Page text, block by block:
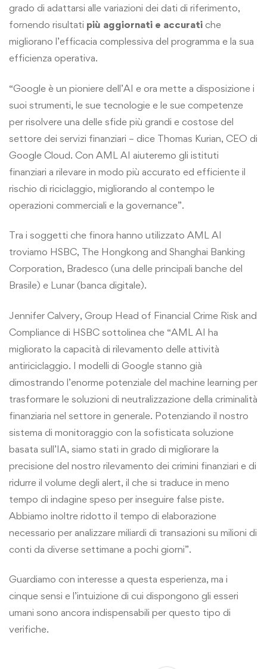
grado di adattarsi alle variazioni dei dati di riferimento,
fornendo risultati più aggiornati e accurati che
migliorano l’efficacia complessiva del programma e la sua
efficienza operativa.
“Google è un pioniere dell’AI e ora mette a disposizione i
suoi strumenti, le sue tecnologie e le sue competenze
per risolvere una delle sfide più grandi e costose del
settore dei servizi finanziari – dice Thomas Kurian, CEO di
Google Cloud. Con AML AI aiuteremo gli istituti
finanziari a rilevare in modo più accurato ed efficiente il
rischio di riciclaggio, migliorando al contempo le
operazioni commerciali e la governance”.
Tra i soggetti che finora hanno utilizzato AML AI
troviamo HSBC, The Hongkong and Shanghai Banking
Corporation, Bradesco (una delle principali banche del
Brasile) e Lunar (banca digitale).
Jennifer Calvery, Group Head of Financial Crime Risk and
Compliance di HSBC sottolinea che “AML AI ha
migliorato la capacità di rilevamento delle attività
antiriciclaggio. I modelli di Google stanno già
dimostrando l’enorme potenziale del machine learning per
trasformare le soluzioni di neutralizzazione della criminalità
finanziaria nel settore in generale. Potenziando il nostro
sistema di monitoraggio con la sofisticata soluzione
basata sull’IA, siamo stati in grado di migliorare la
precisione del nostro rilevamento dei crimini finanziari e di
ridurre il volume degli alert, il che si traduce in meno
tempo di indagine speso per inseguire false piste.
Abbiamo inoltre ridotto il tempo di elaborazione
necessario per analizzare miliardi di transazioni su milioni di
conti da diverse settimane a pochi giorni”.
Guardiamo con interesse a questa esperienza, ma i
cinque sensi e l’intuizione di cui dispongono gli esseri
umani sono ancora indispensabili per questo tipo di
verifiche.